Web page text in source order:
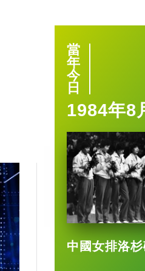
當
年
今
日
1984年8
中國女排洛